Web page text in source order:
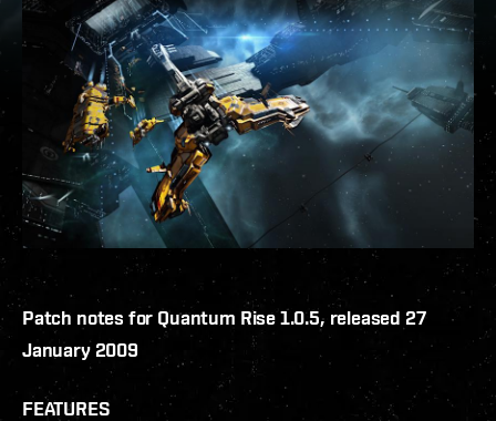
Patch notes for Quantum Rise 1.0.5, released 27
January 2009
FEATURES